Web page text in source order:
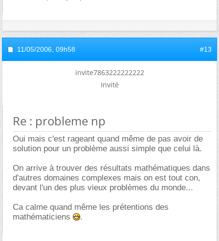
11/05/2006, 09h58 #13
invite7863222222222
Invité
Re : probleme np
Oui mais c'est rageant quand même de pas avoir de
solution pour un problème aussi simple que celui là.
On arrive à trouver des résultats mathématiques dans
d'autres domaines complexes mais on est tout con,
devant l'un des plus vieux problèmes du monde...
Ca calme quand même les prétentions des
mathématiciens
.